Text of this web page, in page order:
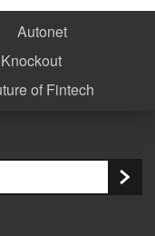
Autonet
of Fintech